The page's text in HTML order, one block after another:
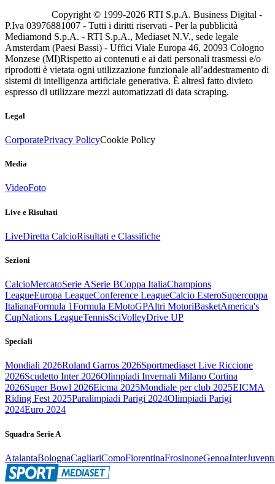
Copyright © 1999-2026 RTI S.p.A. Business Digital -
P.Iva 03976881007 - Tutti i diritti riservati - Per la pubblicità
Mediamond S.p.A. - RTI S.p.A., Mediaset N.V., sede legale
Amsterdam (Paesi Bassi) - Uffici Viale Europa 46, 20093 Cologno
Monzese (MI)Rispetto ai contenuti e ai dati personali trasmessi e/o
riprodotti è vietata ogni utilizzazione funzionale all’addestramento di
sistemi di intelligenza artificiale generativa. È altresì fatto divieto
espresso di utilizzare mezzi automatizzati di data scraping.
Legal
CorporatePrivacy PolicyCookie Policy
Media
VideoFoto
Live e Risultati
LiveDiretta CalcioRisultati e Classifiche
Sezioni
CalcioMercatoSerie ASerie BCoppa ItaliaChampions
LeagueEuropa LeagueConference LeagueCalcio EsteroSupercoppa
ItalianaFormula 1Formula EMotoGPAltri MotoriBasketAmerica's
CupNations LeagueTennisSciVolleyDrive UP
Speciali
Mondiali 2026Roland Garros 2026Sportmediaset Live Riccione
2026Scudetto Inter 2026Olimpiadi Invernali Milano Cortina
2026Super Bowl 2026Eicma 2025Mondiale per club 2025EICMA
Riding Fest 2025Paralimpiadi Parigi 2024Olimpiadi Parigi
2024Euro 2024
Squadra Serie A
AtalantaBolognaCagliariComoFiorentinaFrosinoneGenoaInter